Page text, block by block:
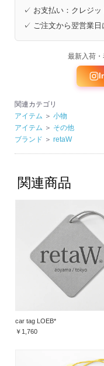
✓ お支払い：クレジ
✓ ご注文から翌営業日
最新入荷
関連カテゴリ
アイテム ＞ 小物
アイテム ＞ その他
ブランド ＞ retaW
関連商品
car tag LOEB*
￥1,760